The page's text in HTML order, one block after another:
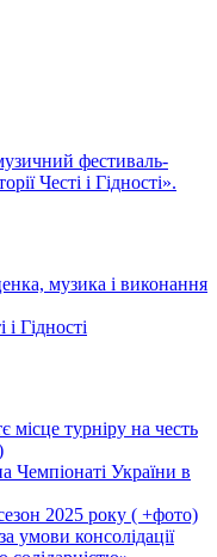
фестиваль-
Честі і Гідності».
музика і виконання
Гідності
турніру на честь
Чемпіонаті України в
2025 року ( +фото)
умови консолідації